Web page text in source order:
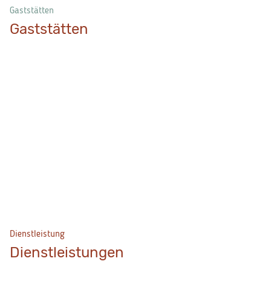
Gaststätten
Gaststätten
Dienstleistung
Dienstleistungen